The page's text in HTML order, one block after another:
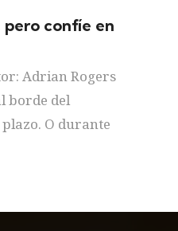
pero confíe en
Adrian Rogers
borde del
O durante